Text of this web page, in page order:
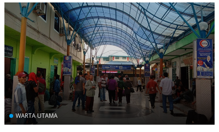
WARTA UTAMA